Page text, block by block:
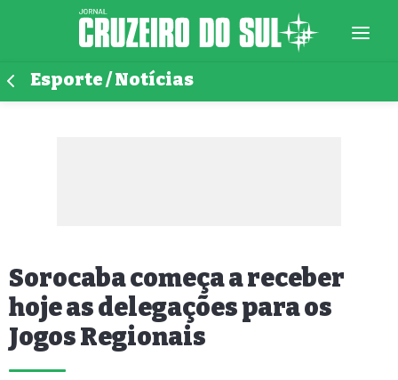
Esporte / Notícias
Sorocaba começa a receber
hoje as delegações para os
Jogos Regionais